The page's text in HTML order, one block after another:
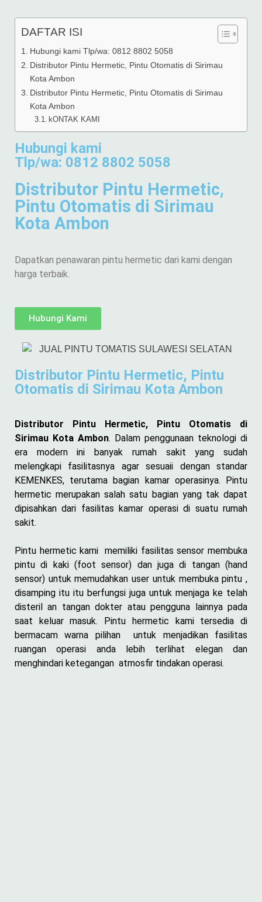
DAFTAR ISI
Hubungi kami Tlp/wa: 0812 8802 5058
Distributor Pintu Hermetic, Pintu Otomatis di Sirimau
Kota Ambon
Distributor Pintu Hermetic, Pintu Otomatis di Sirimau
Kota Ambon
kONTAK KAMI
Hubungi kami
Tlp/wa: 0812 8802 5058
Distributor Pintu Hermetic,
Pintu Otomatis di Sirimau
Kota Ambon
Dapatkan penawaran pintu hermetic dari kami dengan
harga terbaik.
Hubungi Kami
Distributor Pintu Hermetic, Pintu
Otomatis di Sirimau Kota Ambon
Distributor Pintu Hermetic, Pintu Otomatis di
Sirimau Kota Ambon. Dalam penggunaan teknologi di
era modern ini banyak rumah sakit yang sudah
melengkapi fasilitasnya agar sesuaii dengan standar
KEMENKES, terutama bagian kamar operasinya. Pintu
hermetic merupakan salah satu bagian yang tak dapat
dipisahkan dari fasilitas kamar operasi di suatu rumah
sakit.
Pintu hermetic kami memiliki fasilitas sensor membuka
pintu di kaki (foot sensor) dan juga di tangan (hand
sensor) untuk memudahkan user untuk membuka pintu ,
disamping itu itu berfungsi juga untuk menjaga ke telah
disteril an tangan dokter atau pengguna lainnya pada
saat keluar masuk. Pintu hermetic kami tersedia di
bermacam warna pilihan untuk menjadikan fasilitas
ruangan operasi anda lebih terlihat elegan dan
menghindari ketegangan atmosfir tindakan operasi.